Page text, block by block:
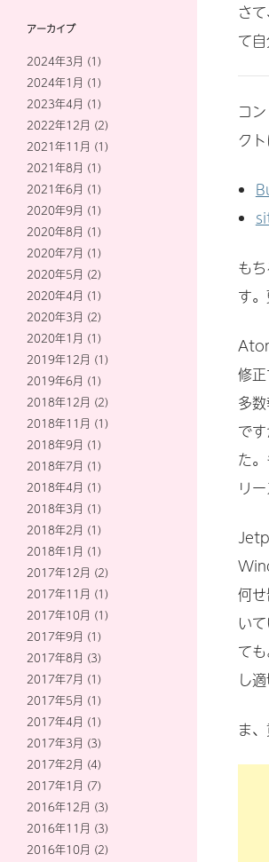
さ
て自
コ
ク
も
す
修
多
で
た
リ
何
い
て
し
ま
アーカイブ
2024年3月 (1)
2024年1月 (1)
2023年4月 (1)
2022年12月 (2)
2021年11月 (1)
2021年8月 (1)
2021年6月 (1)
2020年9月 (1)
2020年8月 (1)
2020年7月 (1)
2020年5月 (2)
2020年4月 (1)
2020年3月 (2)
2020年1月 (1)
2019年12月 (1)
2019年6月 (1)
2018年12月 (2)
2018年11月 (1)
2018年9月 (1)
2018年7月 (1)
2018年4月 (1)
2018年3月 (1)
2018年2月 (1)
2018年1月 (1)
2017年12月 (2)
2017年11月 (1)
2017年10月 (1)
2017年9月 (1)
2017年8月 (3)
2017年7月 (1)
2017年5月 (1)
2017年4月 (1)
2017年3月 (3)
2017年2月 (4)
2017年1月 (7)
2016年12月 (3)
2016年11月 (3)
2016年10月 (2)